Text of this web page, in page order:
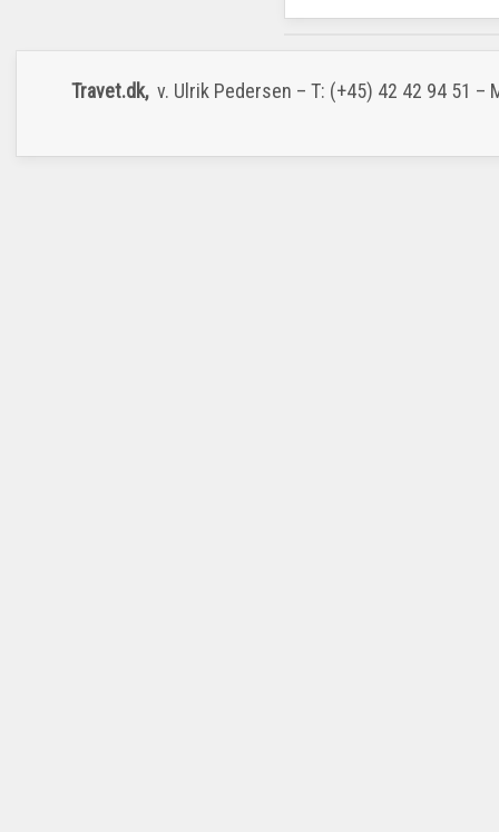
Travet.dk, v. Ulrik Pedersen – T: (+45) 42 42 94 51 –